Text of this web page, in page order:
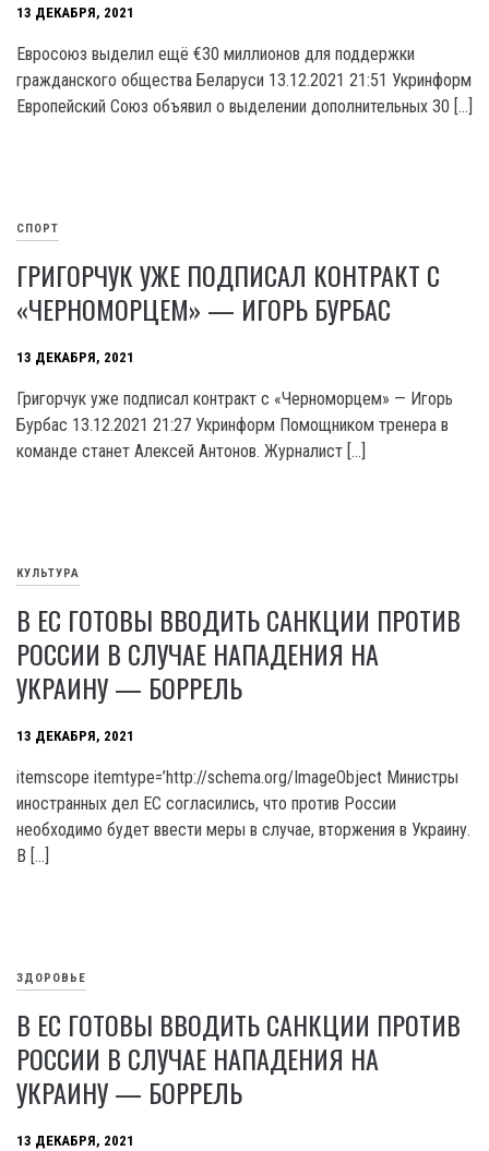
13 ДЕКАБРЯ, 2021
Евросоюз выделил ещё €30 миллионов для поддержки
гражданского общества Беларуси 13.12.2021 21:51 Укринформ
Европейский Союз объявил о выделении дополнительных 30 […]
СПОРТ
ГРИГОРЧУК УЖЕ ПОДПИСАЛ КОНТРАКТ С
«ЧЕРНОМОРЦЕМ» — ИГОРЬ БУРБАС
13 ДЕКАБРЯ, 2021
Григорчук уже подписал контракт с «Черноморцем» — Игорь
Бурбас 13.12.2021 21:27 Укринформ Помощником тренера в
команде станет Алексей Антонов. Журналист […]
КУЛЬТУРА
В ЕС ГОТОВЫ ВВОДИТЬ САНКЦИИ ПРОТИВ
РОССИИ В СЛУЧАЕ НАПАДЕНИЯ НА
УКРАИНУ — БОРРЕЛЬ
13 ДЕКАБРЯ, 2021
itemscope itemtype=’http://schema.org/ImageObject Министры
иностранных дел ЕС согласились, что против России
необходимо будет ввести меры в случае, вторжения в Украину.
В […]
ЗДОРОВЬЕ
В ЕС ГОТОВЫ ВВОДИТЬ САНКЦИИ ПРОТИВ
РОССИИ В СЛУЧАЕ НАПАДЕНИЯ НА
УКРАИНУ — БОРРЕЛЬ
13 ДЕКАБРЯ, 2021